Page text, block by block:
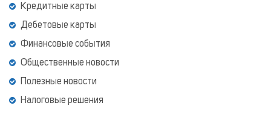
Кредитные карты
Дебетовые карты
Финансовые события
Общественные новости
Полезные новости
Налоговые решения